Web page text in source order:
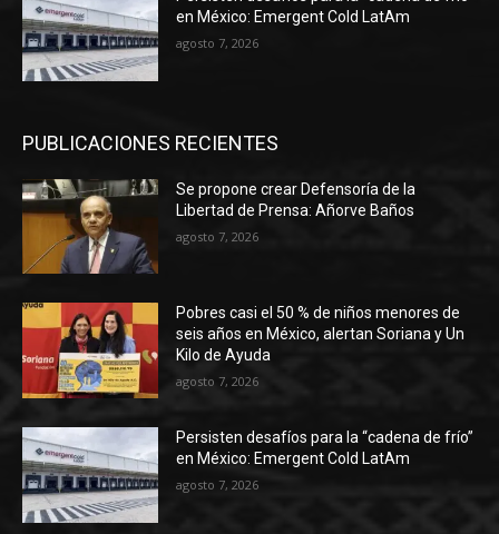
en México: Emergent Cold LatAm
agosto 7, 2026
PUBLICACIONES RECIENTES
Se propone crear Defensoría de la
Libertad de Prensa: Añorve Baños
agosto 7, 2026
Pobres casi el 50 % de niños menores de
seis años en México, alertan Soriana y Un
Kilo de Ayuda
agosto 7, 2026
Persisten desafíos para la “cadena de frío”
en México: Emergent Cold LatAm
agosto 7, 2026